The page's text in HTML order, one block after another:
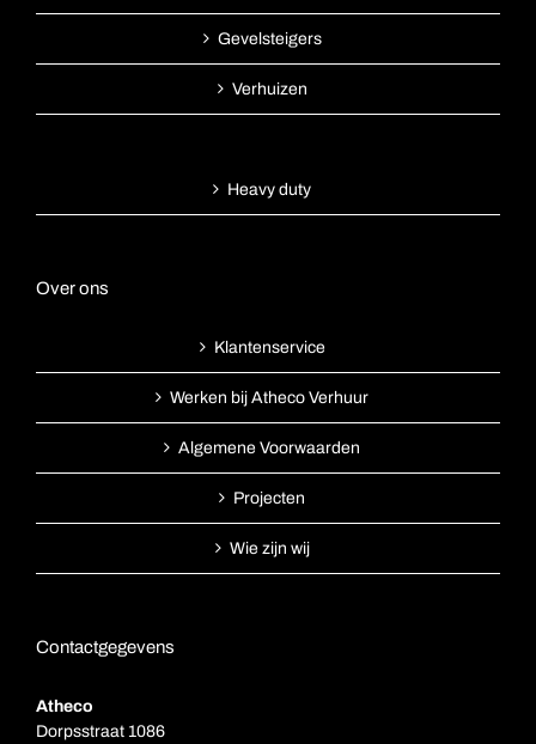
Gevelsteigers
Verhuizen
Heavy duty
Over ons
Klantenservice
Werken bij Atheco Verhuur
Algemene Voorwaarden
Projecten
Wie zijn wij
Contactgegevens
Atheco
Dorpsstraat 1086